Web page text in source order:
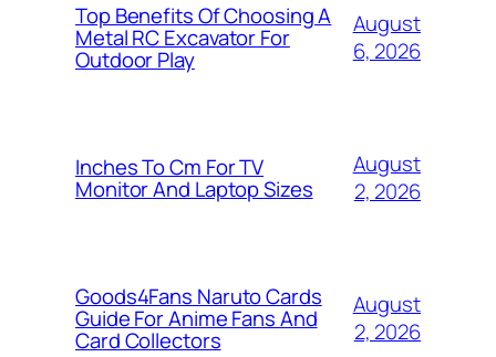
Top Benefits Of Choosing A
Metal RC Excavator For
Outdoor Play
August
6, 2026
Inches To Cm For TV
Monitor And Laptop Sizes
August
2, 2026
Goods4Fans Naruto Cards
Guide For Anime Fans And
Card Collectors
August
2, 2026